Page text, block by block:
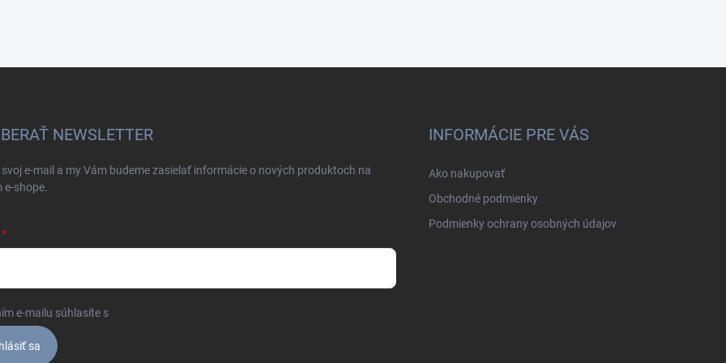
NEWSLETTER
e-mail a my Vám budeme zasielať informácie o nových produktoch na
e-shope.
e-mailu súhlasíte s
sa
INFORMÁCIE PRE VÁS
Ako nakupovať
Obchodné podmienky
Podmienky ochrany osobných údajov